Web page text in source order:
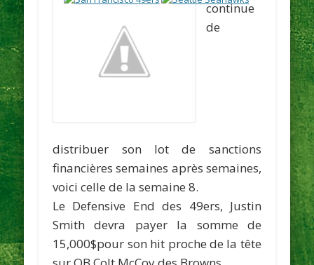
continue
de
distribuer son lot de sanctions
financières semaines après semaines,
voici celle de la semaine 8.
Le Defensive End des 49ers, Justin
Smith devra payer la somme de
15,000$pour son hit proche de la tête